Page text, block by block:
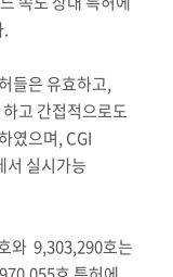
.
들은 유효하고,
고 간접적으로도
였으며, CGI
서 실시가능
와 9,303,290호는